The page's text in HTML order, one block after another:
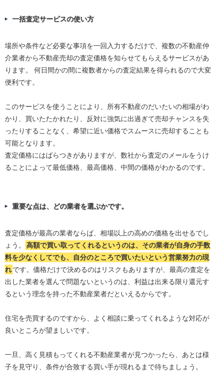
一括査定サービスの使い方
場所や条件など必要な事項を一回入力するだけで、複数の不動産仲
介業者から不動産売却の査定価格を知らせてもらえるサービスがあ
ります。 何日間かの間に複数者からの査定結果を得られるので大変
便利です。
このサービスを使うことにより、所有不動産のだいたいの相場がわ
かり、買いたたかれたり、反対に強気に出過ぎて売却チャンスを失
ったりすることなく、希望に近い価格でスムースに売却することも
可能となります。
査定価格にはばらつきがありますが、数社から査定のメールをうけ
ることによって最低価格、最高価格、中間の価格がわかるのです。
重要な点は、どの業者を選ぶかです。
査定価格が最高の業者ならば、相場以上の高めの価格を出せるでし
ょう。
高額で買い取ってくれるというのは、その業者が自身の手数
料を少なくしてでも、自分のところで買いたいという営業努力の現
れです。価格だけで決めるのはリスクもありますが、最高の査定を
出した業者を選んで問題ないというのは、利益は出来る限り還元す
るという理念を持った不動産業者だといえるからです。
住宅を売買するのですから、よく相談に乗ってくれるような対応が
良いところが望ましいです。
一旦、高く見積もってくれる不動産業者が見つかったら、あとは様
子を見守り、条件が合致する買い手が現れるまで待ちましょう。